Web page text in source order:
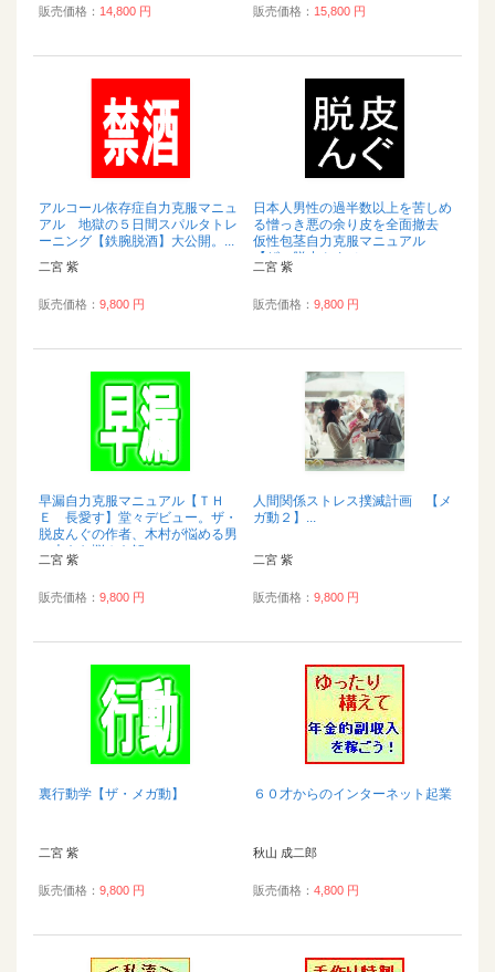
販売価格： 14,800 円 販売価格： 15,800 円
アルコール依存症自力克服マニュ
アル 地獄の５日間スパルタトレ
ーニング【鉄腕脱酒】大公開。...
二宮 紫
販売価格： 9,800 円
日本人男性の過半数以上を苦しめ
る憎っき悪の余り皮を全面撤去
仮性包茎自力克服マニュアル
【ザ・脱皮んぐ（...
二宮 紫
販売価格： 9,800 円
早漏自力克服マニュアル【ＴＨ
Ｅ 長愛す】堂々デビュー。ザ・
脱皮んぐの作者、木村が悩める男
の大きな悩みを解...
二宮 紫
販売価格： 9,800 円
人間関係ストレス撲滅計画 【メ
ガ動２】...
二宮 紫
販売価格： 9,800 円
裏行動学【ザ・メガ動】
二宮 紫
販売価格： 9,800 円
６０才からのインターネット起業
秋山 成二郎
販売価格： 4,800 円